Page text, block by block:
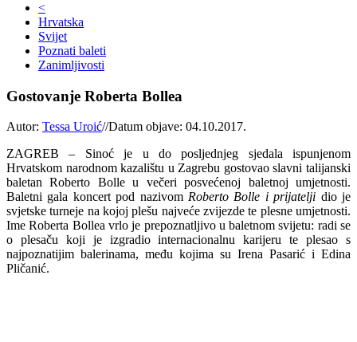
<
Hrvatska
Svijet
Poznati baleti
Zanimljivosti
Gostovanje Roberta Bollea
Autor: Tessa Uroić//Datum objave: 04.10.2017.
ZAGREB – Sinoć je u do posljednjeg sjedala ispunjenom
Hrvatskom narodnom kazalištu u Zagrebu gostovao slavni talijanski
baletan Roberto Bolle u večeri posvećenoj baletnoj umjetnosti.
Baletni gala koncert pod nazivom Roberto Bolle i prijatelji dio je
svjetske turneje na kojoj plešu najveće zvijezde te plesne umjetnosti.
Ime Roberta Bollea vrlo je prepoznatljivo u baletnom svijetu: radi se
o plesaču koji je izgradio internacionalnu karijeru te plesao s
najpoznatijim balerinama, među kojima su Irena Pasarić i Edina
Pličanić.